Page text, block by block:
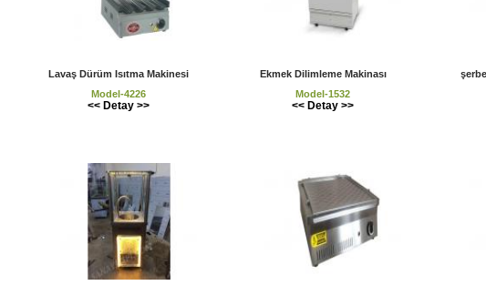
Lavaş Dürüm Isıtma Makinesi
Model-4226
<< Detay >>
Ekmek Dilimleme Makinası
Model-1532
<< Detay >>